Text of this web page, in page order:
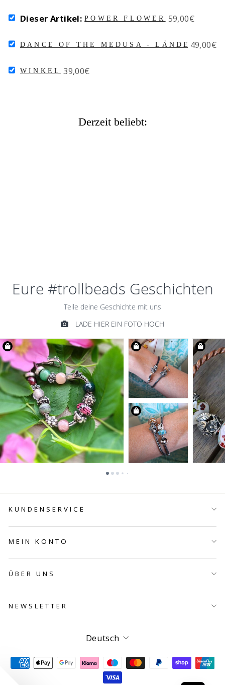
SELECT
FOR
Dieser Artikel: POWER FLOWER Price
59,00€
SELECT
THE
DANCE OF THE MEDUSA - LÄNDERPrice
49,00€
SELECT
WINKEL Price
39,00€
Derzeit beliebt:
KUNDENSERVICE
MEIN KONTO
ÜBER UNS
NEWSLETTER
Sprache
Deutsch